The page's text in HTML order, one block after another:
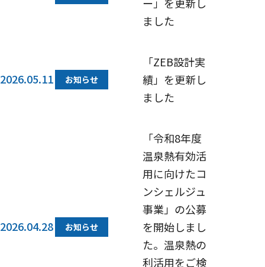
ました
2026.05.11 お知らせ
「ZEB設計実
績」を更新し
ました
2026.04.28 お知らせ
「令和8年度
温泉熱有効活
用に向けたコ
ンシェルジュ
事業」の公募
を開始しまし
た。温泉熱の
利活用をご検